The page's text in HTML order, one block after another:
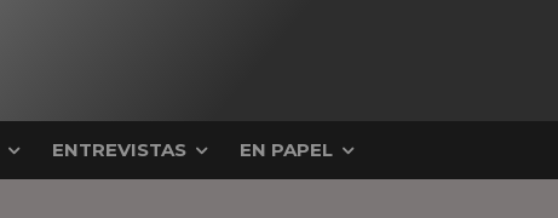
ENTREVISTAS EN PAPEL